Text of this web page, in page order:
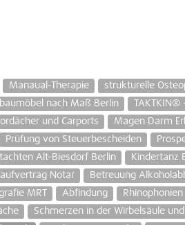
Manaual-Therapie strukturelle
nach Maß Berlin TAKTKIN®
und Carports
Magen Darm
Prüfung von Steuerbescheiden
Alt-Biesdorf Berlin Kindertanz
Notar Betreuung
MRT Abfindung Rhinophonien
Schmerzen in der Wirbelsäule